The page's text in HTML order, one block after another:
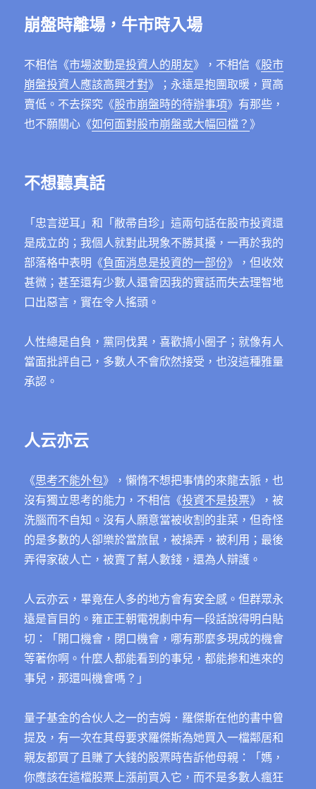
崩盤時離場，牛市時入場
不相信《市場波動是投資人的朋友》，不相信《股市
崩盤投資人應該高興才對》；永遠是抱團取暖，買高
賣低。不去探究《股市崩盤時的待辦事項》有那些，
也不願關心《如何面對股市崩盤或大幅回檔？》
不想聽真話
「忠言逆耳」和「敝帚自珍」這兩句話在股市投資還
是成立的；我個人就對此現象不勝其擾，一再於我的
部落格中表明《負面消息是投資的一部份》，但收效
甚微；甚至還有少數人還會因我的實話而失去理智地
口出惡言，實在令人搖頭。
人性總是自負，黨同伐異，喜歡搞小圈子；就像有人
當面批評自己，多數人不會欣然接受，也沒這種雅量
承認。
人云亦云
《思考不能外包》，懶惰不想把事情的來龍去脈，也
沒有獨立思考的能力，不相信《投資不是投票》，被
洗腦而不自知。沒有人願意當被收割的韭菜，但奇怪
的是多數的人卻樂於當旅鼠，被操弄，被利用；最後
弄得家破人亡，被賣了幫人數錢，還為人辯護。
人云亦云，畢竟在人多的地方會有安全感。但群眾永
遠是盲目的。雍正王朝電視劇中有一段話說得明白貼
切：「開口機會，閉口機會，哪有那麼多現成的機會
等著你啊。什麼人都能看到的事兒，都能摻和進來的
事兒，那還叫機會嗎？」
量子基金的合伙人之一的吉姆．羅傑斯在他的書中曾
提及，有一次在其母要求羅傑斯為她買入一檔鄰居和
親友都買了且賺了大錢的股票時告訴他母親：「媽，
你應該在這檔股票上漲前買入它，而不是多數人瘋狂